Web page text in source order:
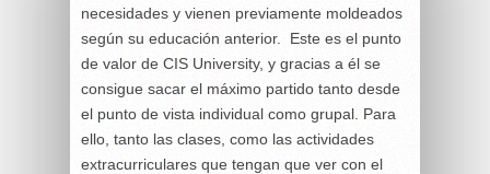
necesidades y vienen previamente moldeados
según su educación anterior.
Este es el punto
de valor de CIS University, y gracias a él se
consigue sacar el máximo partido tanto desde
el punto de vista individual como grupal. Para
ello, tanto las clases, como las actividades
extracurriculares que tengan que ver con el